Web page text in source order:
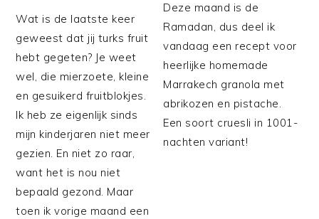
Wat is de laatste keer
geweest dat jij turks fruit
hebt gegeten? Je weet
wel, die mierzoete, kleine
en gesuikerd fruitblokjes.
Ik heb ze eigenlijk sinds
mijn kinderjaren niet meer
gezien. En niet zo raar,
want het is nou niet
bepaald gezond. Maar
toen ik vorige maand een
Deze maand is de
Ramadan, dus deel ik
vandaag een recept voor
heerlijke homemade
Marrakech granola met
abrikozen en pistache.
Een soort cruesli in 1001-
nachten variant!